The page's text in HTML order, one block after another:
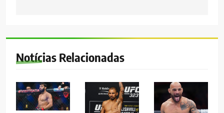
Notícias Relacionadas